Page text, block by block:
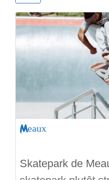
Meaux
Skatepark de